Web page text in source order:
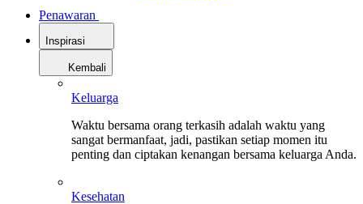
Penawaran
Inspirasi
Kembali
Keluarga
Waktu bersama orang terkasih adalah waktu yang
sangat bermanfaat, jadi, pastikan setiap momen itu
penting dan ciptakan kenangan bersama keluarga Anda.
Kesehatan